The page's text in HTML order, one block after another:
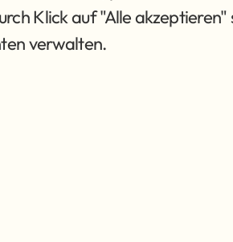
Klick auf "Alle
verwalten.